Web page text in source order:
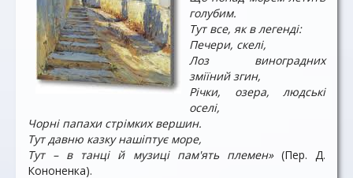
голубим.
Тут все, як в легенді:
Печери, скелі,
Лоз виноградних
зміїний згин,
Річки, озера, людські
оселі,
Чорні папахи стрімких вершин.
Тут давню казку нашіптує море,
Тут – в танці й музиці пам'ять племен»(Пер. Д.
Кононенка).